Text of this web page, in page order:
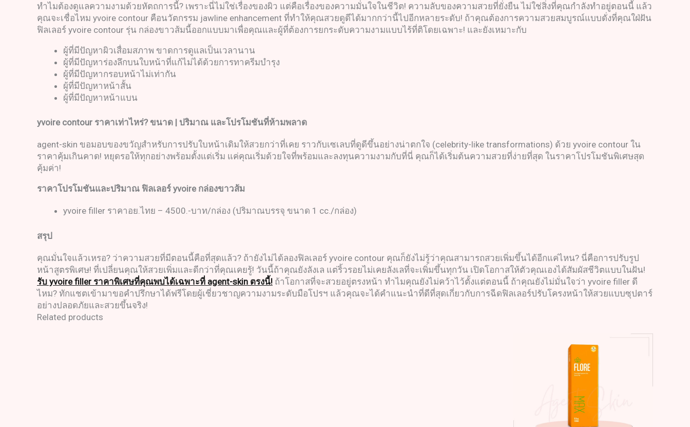
ทำไมต้องดูแลความงามด้วยหัตถการนี้? เพราะนี่ไม่ใช่เรื่องของผิว แต่คือเรื่องของความมั่นใจในชีวิต! ความลับของความสวยที่ยั่งยืน ไม่ใช่สิ่งที่คุณกำลังทำอยู่ตอนนี้ แล้ว
คุณจะเชื่อไหม yvoire contour คือนวัตกรรม jawline enhancement ที่ทำให้คุณสวยดูดีได้มากกว่านี้ไปอีกหลายระดับ! ถ้าคุณต้องการความสวยสมบูรณ์แบบดั่งที่คุณใฝ่ฝัน
ฟิลเลอร์ yvoire contour รุ่น กล่องขาวส้มนี้ออกแบบมาเพื่อคุณและผู้ที่ต้องการยกระดับความงามแบบไร้ที่ติโดยเฉพาะ! และยังเหมาะกับ
ผู้ที่มีปัญหาผิวเสื่อมสภาพ ขาดการดูแลเป็นเวลานาน
ผู้ที่มีปัญหาร่องลึกบนใบหน้าที่แก้ไม่ได้ด้วยการทาครีมบำรุง
ผู้ที่มีปัญหากรอบหน้าไม่เท่ากัน
ผู้ที่มีปัญหาหน้าสั้น
ผู้ที่มีปัญหาหน้าแบน
yvoire contour ราคาเท่าไหร่? ขนาด | ปริมาณ และโปรโมชันที่ห้ามพลาด
agent-skin ขอมอบของขวัญสำหรับการปรับใบหน้าเดิมให้สวยกว่าที่เคย ราวกับเซเลบที่ดูดีขึ้นอย่างน่าตกใจ (celebrity-like transformations) ด้วย yvoire contour ใน
ราคาคุ้มเกินคาด! หยุดรอให้ทุกอย่างพร้อมตั้งแต่เริ่ม แค่คุณเริ่มด้วยใจที่พร้อมและลงทุนความงามกับที่นี่ คุณก็ได้เริ่มต้นความสวยที่ง่ายที่สุด ในราคาโปรโมชันพิเศษสุด
คุ้มค่า!
ราคาโปรโมชันและปริมาณ ฟิลเลอร์yvoire กล่องขาวส้ม
yvoire filler ราคาอย.ไทย – 4500.-บาท/กล่อง (ปริมาณบรรจุ ขนาด 1 cc./กล่อง)
สรุป
คุณมั่นใจแล้วเหรอ? ว่าความสวยที่มีตอนนี้คือที่สุดแล้ว? ถ้ายังไม่ได้ลองฟิลเลอร์ yvoire contour คุณก็ยังไม่รู้ว่าคุณสามารถสวยเพิ่มขึ้นได้อีกแค่ไหน? นี่คือการปรับรูป
หน้าสูตรพิเศษ! ที่เปลี่ยนคุณให้สวยเพิ่มและดีกว่าที่คุณเคยรู้! วันนี้ถ้าคุณยังลังเล แต่ริ้วรอยไม่เคยลังเลที่จะเพิ่มขึ้นทุกวัน เปิดโอกาสให้ตัวคุณเองได้สัมผัสชีวิตแบบในฝัน!
รับ yvoire filler ราคาพิเศษที่คุณพบได้เฉพาะที่ agent-skin ตรงนี้! ถ้าโอกาสที่จะสวยอยู่ตรงหน้า ทำไมคุณยังไม่คว้าไว้ตั้งแต่ตอนนี้ ถ้าคุณยังไม่มั่นใจว่า yvoire filler ดี
ไหม? ทักแชตเข้ามาขอคำปรึกษาได้ฟรีโดยผู้เชี่ยวชาญความงามระดับมือโปรฯ แล้วคุณจะได้คำแนะนำที่ดีที่สุดเกี่ยวกับการฉีดฟิลเลอร์ปรับโครงหน้าให้สวยแบบซุปตาร์
อย่างปลอดภัยและสวยขึ้นจริง!
Related products